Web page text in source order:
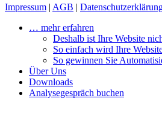
Impressum | AGB |
… mehr erfahren
Deshalb ist Ihre Website
So einfach wird Ihre
So gewinnen Sie
Über Uns
Downloads
Analysegespräch buchen